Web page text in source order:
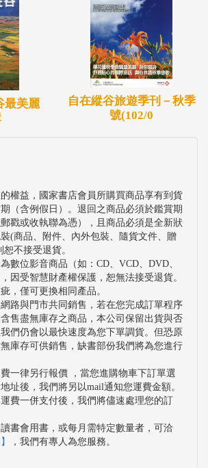
最美麗
自在縱谷旅遊季刊－秋季
號(102/0
權益，國家書店會員所購買商品享有到貨
（含例假日）。退回之商品必須於鑑賞期
戳或收執聯為憑），且商品必須是全新狀
(商品、附件、內外包裝、隨貨文件、贈
不接受退貨。
數位影音商品（如：CD、VCD、DVD、
因受智慧財產權保護，恕無法接受退貨。
，僅可更換相同產品。
路與門市共同銷售，若在您完成訂單程序
售盡無庫存之商品，本公司保留出貨與否
們仍會以最快速度為您下單調貨。但恐原
庫存可供銷售，缺書部份我們將為您進行
一律另行報價 ，當您進購物車下訂單選
址後，我們將另以mail通知您運費金額。
費一併支付後，我們將儘速處理您的訂
書會用書，或每月需特定數量者，可洽
，我們有專人為您服務。